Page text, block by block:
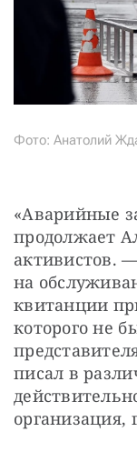
Фото: Анатолий
«Аварийные
продолжает
активистов.
на
квитанции
которого не
писал в
организация,